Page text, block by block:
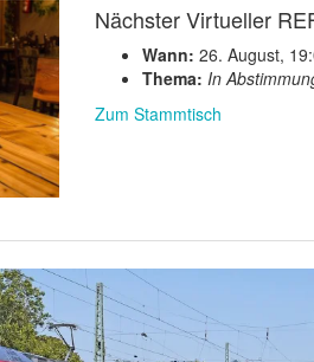
Nächster Virtueller
Wann: 26. August,
Thema: In
Zum Stammtisch